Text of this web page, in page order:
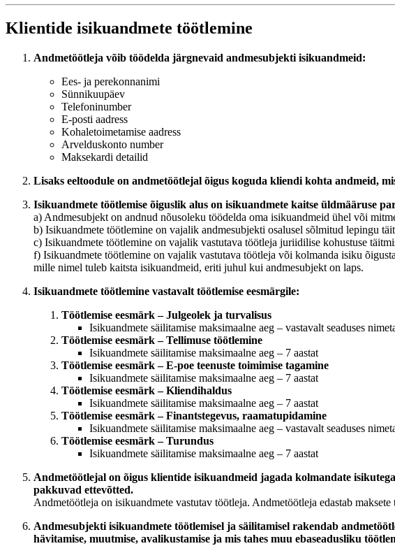
Klientide isikuandmete töötlemine
Andmetöötleja võib töödelda järgnevaid andmesubjekti isikuandmeid:
Ees- ja perekonnanimi
Sünnikuupäev
Telefoninumber
E-posti aadress
Kohaletoimetamise aadress
Arvelduskonto number
Maksekardi detailid
Lisaks eeltoodule on andmetöötlejal õigus koguda kliendi kohta andmeid,
Isikuandmete töötlemise õiguslik alus on isikuandmete kaitse üldmääruse
a) Andmesubjekt on andnud nõusoleku töödelda oma isikuandmeid ühel või
b) Isikuandmete töötlemine on vajalik andmesubjekti osalusel sõlmitud lepingu
c) Isikuandmete töötlemine on vajalik vastutava töötleja juriidilise kohustuse
f) Isikuandmete töötlemine on vajalik vastutava töötleja või kolmanda isiku
mille nimel tuleb kaitsta isikuandmeid, eriti juhul kui andmesubjekt on laps.
Isikuandmete töötlemine vastavalt töötlemise eesmärgile:
Töötlemise eesmärk – Julgeolek ja turvalisus
Isikuandmete säilitamise maksimaalne aeg – vastavalt seaduses
Töötlemise eesmärk – Tellimuse töötlemine
Isikuandmete säilitamise maksimaalne aeg – 7 aastat
Töötlemise eesmärk – E-poe teenuste toimimise tagamine
Isikuandmete säilitamise maksimaalne aeg – 7 aastat
Töötlemise eesmärk – Kliendihaldus
Isikuandmete säilitamise maksimaalne aeg – 7 aastat
Töötlemise eesmärk – Finantstegevus, raamatupidamine
Isikuandmete säilitamise maksimaalne aeg – vastavalt seaduses
Töötlemise eesmärk – Turundus
Isikuandmete säilitamise maksimaalne aeg – 7 aastat
Andmetöötlejal on õigus klientide isikuandmeid jagada kolmandate
pakkuvad ettevõtted.
Andmetöötleja on isikuandmete vastutav töötleja. Andmetöötleja edastab
Andmesubjekti isikuandmete töötlemisel ja säilitamisel rakendab
hävitamise, muutmise, avalikustamise ja mis tahes muu ebaseadusliku